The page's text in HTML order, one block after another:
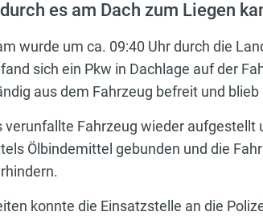
es am Dach zum Liegen
wurde um ca. 09:40 Uhr durch die
sich ein Pkw in Dachlage auf der
aus dem Fahrzeug befreit und
Fahrzeug wieder
Ölbindemittel gebunden und die
konnte die Einsatzstelle an die